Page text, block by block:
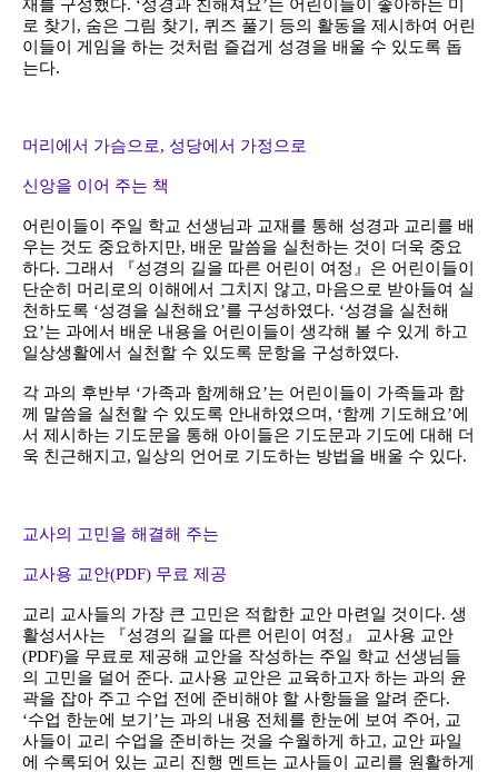
재를 구성했다. ‘성경과 친해져요’는 어린이들이 좋아하는 미
로 찾기, 숨은 그림 찾기, 퀴즈 풀기 등의 활동을 제시하여 어린
이들이 게임을 하는 것처럼 즐겁게 성경을 배울 수 있도록 돕
는다.
머리에서 가슴으로, 성당에서 가정으로
신앙을 이어 주는 책
어린이들이 주일 학교 선생님과 교재를 통해 성경과 교리를 배
우는 것도 중요하지만, 배운 말씀을 실천하는 것이 더욱 중요
하다. 그래서 『성경의 길을 따른 어린이 여정』은 어린이들이
단순히 머리로의 이해에서 그치지 않고, 마음으로 받아들여 실
천하도록 ‘성경을 실천해요’를 구성하였다. ‘성경을 실천해
요’는 과에서 배운 내용을 어린이들이 생각해 볼 수 있게 하고
일상생활에서 실천할 수 있도록 문항을 구성하였다.
각 과의 후반부 ‘가족과 함께해요’는 어린이들이 가족들과 함
께 말씀을 실천할 수 있도록 안내하였으며, ‘함께 기도해요’에
서 제시하는 기도문을 통해 아이들은 기도문과 기도에 대해 더
욱 친근해지고, 일상의 언어로 기도하는 방법을 배울 수 있다.
교사의 고민을 해결해 주는
교사용 교안(PDF) 무료 제공
교리 교사들의 가장 큰 고민은 적합한 교안 마련일 것이다. 생
활성서사는 『성경의 길을 따른 어린이 여정』 교사용 교안
(PDF)을 무료로 제공해 교안을 작성하는 주일 학교 선생님들
의 고민을 덜어 준다. 교사용 교안은 교육하고자 하는 과의 윤
곽을 잡아 주고 수업 전에 준비해야 할 사항들을 알려 준다.
‘수업 한눈에 보기’는 과의 내용 전체를 한눈에 보여 주어, 교
사들이 교리 수업을 준비하는 것을 수월하게 하고, 교안 파일
에 수록되어 있는 교리 진행 멘트는 교사들이 교리를 원활하게